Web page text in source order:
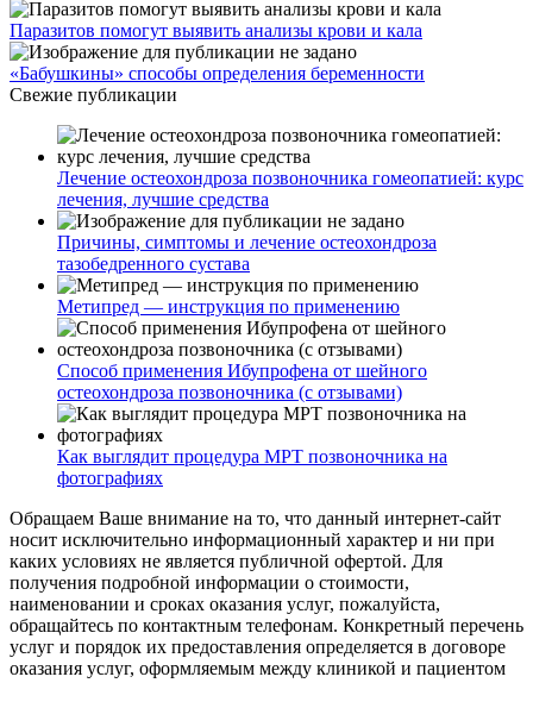
Паразитов помогут выявить анализы крови и кала
«Бабушкины» способы определения беременности
Свежие публикации
Лечение остеохондроза позвоночника гомеопатией: курс
лечения, лучшие средства
Причины, симптомы и лечение остеохондроза
тазобедренного сустава
Метипред — инструкция по применению
Способ применения Ибупрофена от шейного
остеохондроза позвоночника (с отзывами)
Как выглядит процедура МРТ позвоночника на
фотографиях
Обращаем Ваше внимание на то, что данный интернет-сайт
носит исключительно информационный характер и ни при
каких условиях не является публичной офертой. Для
получения подробной информации о стоимости,
наименовании и сроках оказания услуг, пожалуйста,
обращайтесь по контактным телефонам. Конкретный перечень
услуг и порядок их предоставления определяется в договоре
оказания услуг, оформляемым между клиникой и пациентом